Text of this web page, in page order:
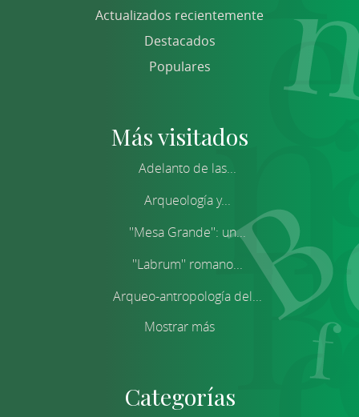
Actualizados recientemente
Destacados
Populares
Más visitados
Adelanto de las...
Arqueología y...
''Mesa Grande'': un...
''Labrum'' romano...
Arqueo-antropología del...
Mostrar más
Categorías